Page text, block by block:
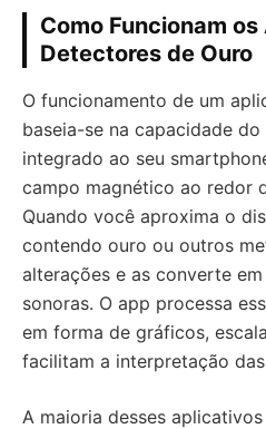
Como Funcionam
Detectores de Ouro
O funcionamento de um
baseia-se na capacidade
integrado ao seu
campo magnético ao redor
Quando você aproxima o
contendo ouro ou outros
alterações e as converte
sonoras. O app processa
em forma de gráficos,
facilitam a interpretação
A maioria desses